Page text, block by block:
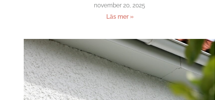
november 20, 2025
Läs mer »